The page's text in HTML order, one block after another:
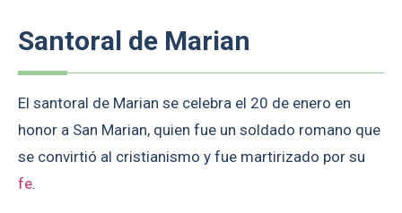
Santoral de Marian
El santoral de Marian se celebra el 20 de enero en
honor a San Marian, quien fue un soldado romano que
se convirtió al cristianismo y fue martirizado por su
fe.